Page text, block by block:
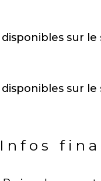
sur le
sur le
Infos